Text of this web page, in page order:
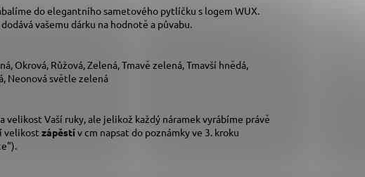
do elegantního sametového pytlíčku s logem WUX.
vašemu dárku na hodnotě a půvabu.
Okrová, Růžová, Zelená, Tmavě zelená, Tmavší hnědá,
Neonová světle zelená
velikost Vaší ruky, ale jelikož každý náramek vyrábíme právě
velikost zápěstív cm napsat do poznámky ve 3. kroku